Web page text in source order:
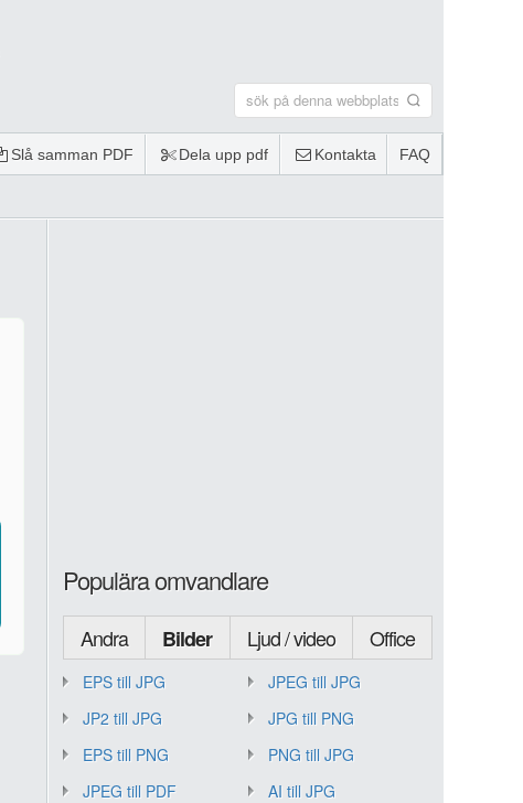
Slå samman PDF Dela upp pdf Kontakta FAQ
Populära omvandlare
Andra Bilder Ljud / video Office
EPS till JPG
JPEG till JPG
JP2 till JPG
JPG till PNG
EPS till PNG
PNG till JPG
JPEG till PDF
AI till JPG